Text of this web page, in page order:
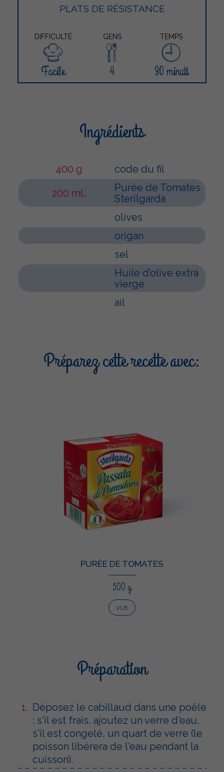
PLATS DE RÉSISTANCE
DIFFICULTÉ GENS TEMPS
Facile 4 30 minuti
Ingrédients
400 g
code du fil
200 mL
Purée de Tomates
Sterilgarda
olives
origan
sel
Huile d’olive extra
vierge
ail
Préparez cette recette avec:
PURÉE DE TOMATES
500 g
VUE
Préparation
Déposez le cabillaud dans une poêle
: s'il est frais, ajoutez un verre d'eau,
s'il est congelé, un quart de verre (le
poisson libérera de l'eau pendant la
cuisson).